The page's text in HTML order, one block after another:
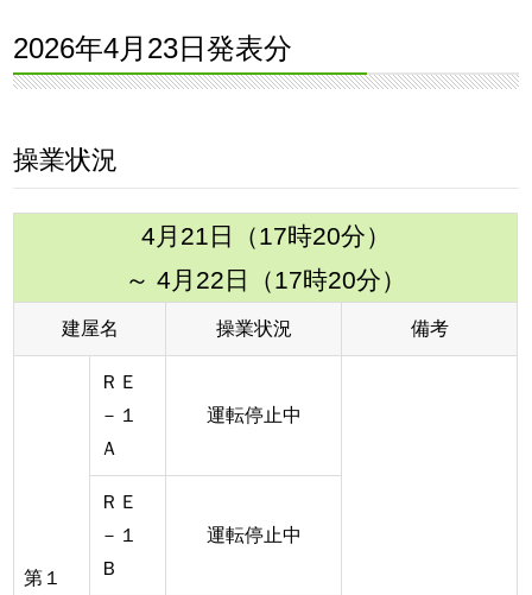
2026年4月23日発表分
操業状況
4月21日（17時20分）
～ 4月22日（17時20分）
建屋名 操業状況 備考
第１
ＲＥ
－１
Ａ
運転停止中
ＲＥ
－１
Ｂ
運転停止中